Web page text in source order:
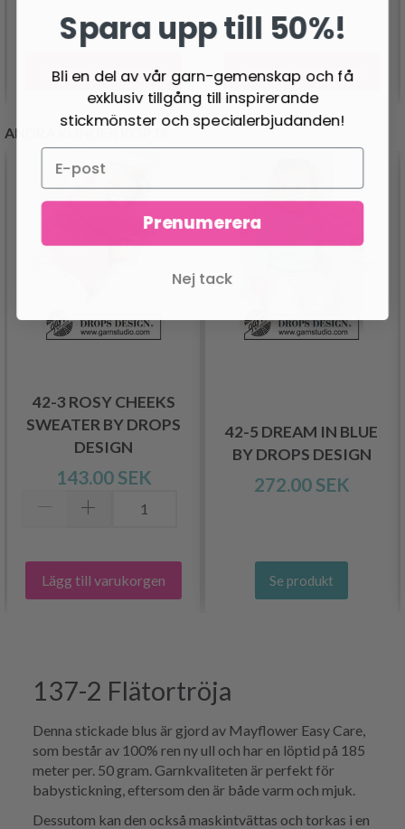
Lägg till varukorgen Lägg till varukorgen
ANDRA KUNDER KÖPTE
42-3 ROSY CHEEKS
SWEATER BY DROPS
DESIGN
143.00 SEK
Lägg till varukorgen
42-5 DREAM IN BLUE
BY DROPS DESIGN
272.00 SEK
Se produkt
137-2 Flätortröja
Denna stickade blus är gjord av Mayflower Easy Care,
som består av 100% ren ny ull och har en löptid på 185
meter per. 50 gram. Garnkvaliteten är perfekt för
babystickning, eftersom den är både varm och mjuk.
Dessutom kan den också maskintvättas och torkas i en
Spara upp till 50%!
Bli en del av vår garn-gemenskap och få
exklusiv tillgång till inspirerande
stickmönster och specialerbjudanden!
Prenumerera
Nej tack